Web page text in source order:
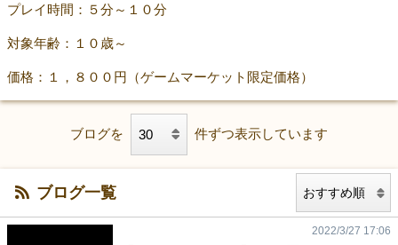
プレイ時間：５分～１０分
対象年齢：１０歳～
価格：１，８００円（ゲームマーケット限定価格）
ブログを 件ずつ表示しています
ブログ一覧
2022/3/27 17:06